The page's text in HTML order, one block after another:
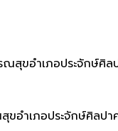
ณสุขอำเภอประจักษ์ศิล
อำเภอประจักษ์ศิลปา